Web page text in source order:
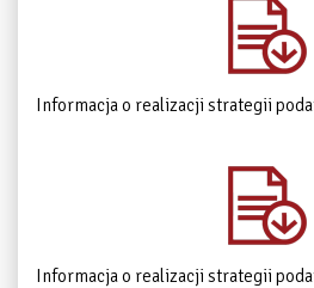
Informacja o realizacji strategii
Informacja o realizacji strategii